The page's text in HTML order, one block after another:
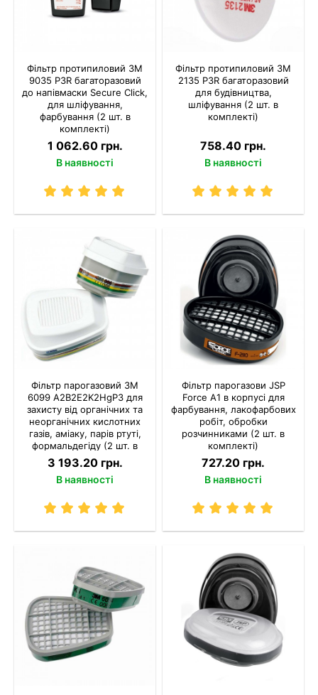
Фільтр протипиловий 3M
9035 P3R багаторазовий
до напівмаски Secure Click,
для шліфування,
фарбування (2 шт. в
комплекті)
1 062.60 грн.
В наявності
Фільтр протипиловий 3M
2135 P3R багаторазовий
для будівництва,
шліфування (2 шт. в
комплекті)
758.40 грн.
В наявності
Фільтр парогазовий 3M
6099 A2B2E2K2HgP3 для
захисту від органічних та
неорганічних кислотних
газів, аміаку, парів ртуті,
формальдегіду (2 шт. в
комплекті)
3 193.20 грн.
В наявності
Фільтр парогазови JSP
Force A1 в корпусі для
фарбування, лакофарбових
робіт, обробки
розчинниками (2 шт. в
комплекті)
727.20 грн.
В наявності